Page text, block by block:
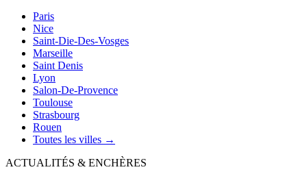
Paris
Nice
Saint-Die-Des-Vosges
Marseille
Saint Denis
Lyon
Salon-De-Provence
Toulouse
Strasbourg
Rouen
Toutes les villes →
ACTUALITÉS & ENCHÈRES